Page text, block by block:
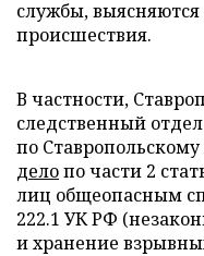
службы, выясняются
происшествия.
В частности,
следственный
по
делопо части 2
лиц общеопасным
222.1 УК РФ
и хранение